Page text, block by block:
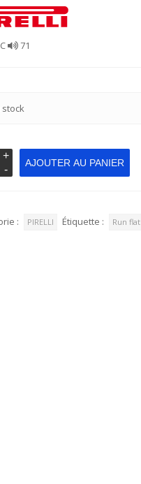
C 71
stock
AJOUTER AU PANIER
: PIRELLI Étiquette : Run flat